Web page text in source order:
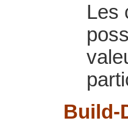
Les
Build-